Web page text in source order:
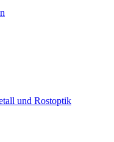
und Rostoptik